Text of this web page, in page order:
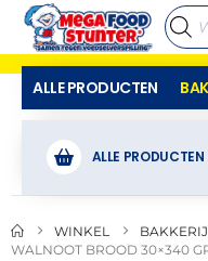
ALLE PRODUCTEN
ALLE PRODUCTEN
WINKEL BAKKERIJ
WALNOOT BROOD 30×340